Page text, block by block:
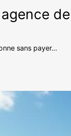
sans payer…